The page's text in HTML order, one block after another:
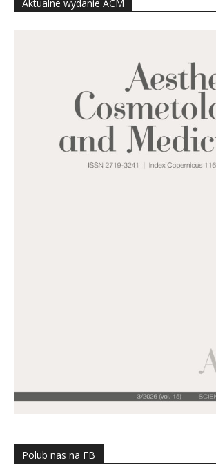
Aktualne wydanie ACM
Polub nas na FB